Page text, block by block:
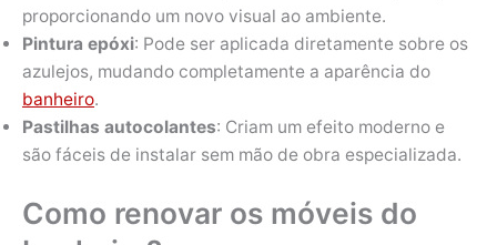
proporcionando um novo visual ao ambiente.
Pintura epóxi: Pode ser aplicada diretamente sobre os
azulejos, mudando completamente a aparência do
banheiro.
Pastilhas autocolantes: Criam um efeito moderno e
são fáceis de instalar sem mão de obra especializada.
Como renovar os móveis do